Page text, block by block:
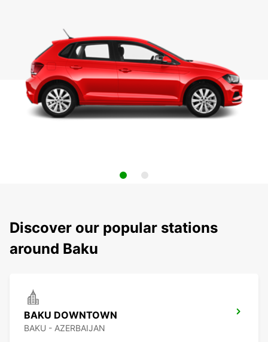
Discover our popular stations
around Baku
BAKU DOWNTOWN
BAKU - AZERBAIJAN